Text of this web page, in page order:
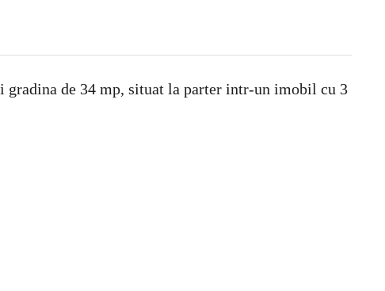
gradina de 34 mp, situat la parter intr-un imobil cu 3